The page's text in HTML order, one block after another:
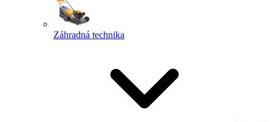
Záhradná technika